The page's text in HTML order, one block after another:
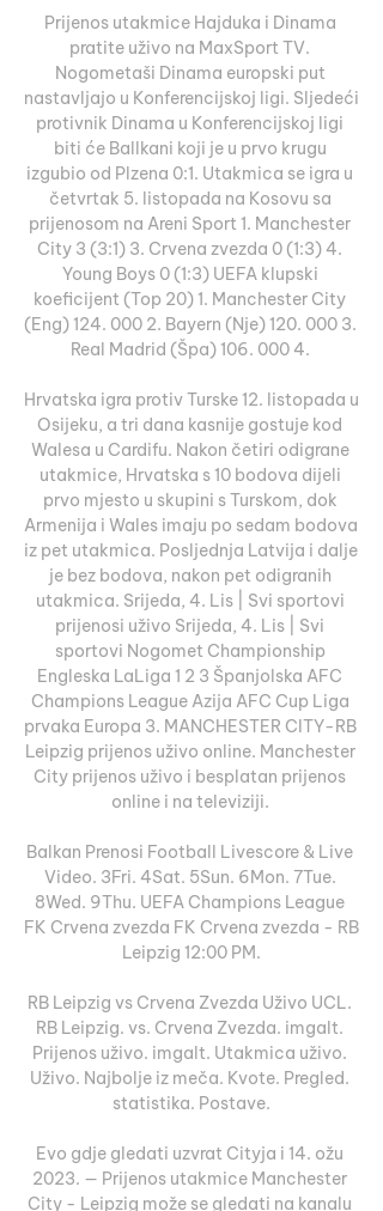
Prijenos utakmice Hajduka i Dinama
pratite uživo na MaxSport TV.
Nogometaši Dinama europski put
nastavljajo u Konferencijskoj ligi. Sljedeći
protivnik Dinama u Konferencijskoj ligi
biti će Ballkani koji je u prvo krugu
izgubio od Plzena 0:1. Utakmica se igra u
četvrtak 5. listopada na Kosovu sa
prijenosom na Areni Sport 1. Manchester
City 3 (3:1) 3. Crvena zvezda 0 (1:3) 4.
Young Boys 0 (1:3) UEFA klupski
koeficijent (Top 20) 1. Manchester City
(Eng) 124. 000 2. Bayern (Nje) 120. 000 3.
Real Madrid (Špa) 106. 000 4.
Hrvatska igra protiv Turske 12. listopada u
Osijeku, a tri dana kasnije gostuje kod
Walesa u Cardifu. Nakon četiri odigrane
utakmice, Hrvatska s 10 bodova dijeli
prvo mjesto u skupini s Turskom, dok
Armenija i Wales imaju po sedam bodova
iz pet utakmica. Posljednja Latvija i dalje
je bez bodova, nakon pet odigranih
utakmica. Srijeda, 4. Lis | Svi sportovi
prijenosi uživo Srijeda, 4. Lis | Svi
sportovi Nogomet Championship
Engleska LaLiga 1 2 3 Španjolska AFC
Champions League Azija AFC Cup Liga
prvaka Europa 3. MANCHESTER CITY-RB
Leipzig prijenos uživo online. Manchester
City prijenos uživo i besplatan prijenos
online i na televiziji.
Balkan Prenosi Football Livescore & Live
Video. 3Fri. 4Sat. 5Sun. 6Mon. 7Tue.
8Wed. 9Thu. UEFA Champions League
FK Crvena zvezda FK Crvena zvezda - RB
Leipzig 12:00 PM.
RB Leipzig vs Crvena Zvezda Uživo UCL.
RB Leipzig. vs. Crvena Zvezda. imgalt.
Prijenos uživo. imgalt. Utakmica uživo.
Uživo. Najbolje iz meča. Kvote. Pregled.
statistika. Postave.
Evo gdje gledati uzvrat Cityja i 14. ožu
2023. — Prijenos utakmice Manchester
City - Leipzig može se gledati na kanalu